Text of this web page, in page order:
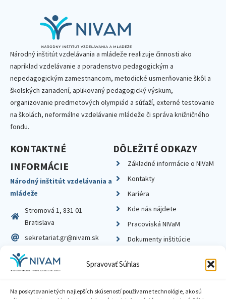
Spravovať Súhlas
Na poskytovanie tých najlepších skúseností používame technológie, ako sú
Národný inštitút vzdelávania a mládeže realizuje činnosti ako
napríklad vzdelávanie a poradenstvo pedagogickým a
nepedagogickým zamestnancom, metodické usmerňovanie škôl a
školských zariadení, aplikovaný pedagogický výskum,
organizovanie predmetových olympiád a súťaží, externé testovanie
na školách, neformálne vzdelávanie mládeže či správa knižničného
fondu.
KONTAKTNÉ
INFORMÁCIE
Národný inštitút vzdelávania a
mládeže
Stromová 1, 831 01
Bratislava
sekretariat.gr@nivam.sk
IČO: 00164348
DIČ: 2020798714
DÔLEŽITÉ ODKAZY
Základné informácie o NIVaM
Kontakty
Kariéra
Kde nás nájdete
Pracoviská NIVaM
Dokumenty inštitúcie